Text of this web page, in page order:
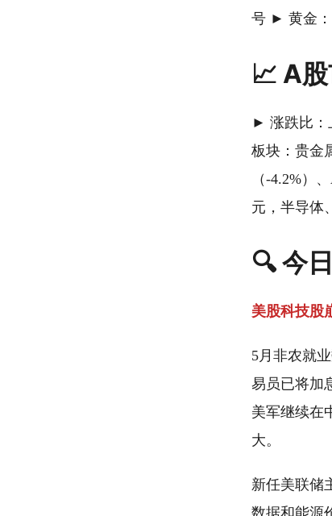
号 ► 黄金：
📈 A
► 涨跌比：
板块：贵金
（-4.2%）
元，半导体
🔍 今
美股科技股
5月非农就
易员已将加
美军继续在
大。
新任美联储